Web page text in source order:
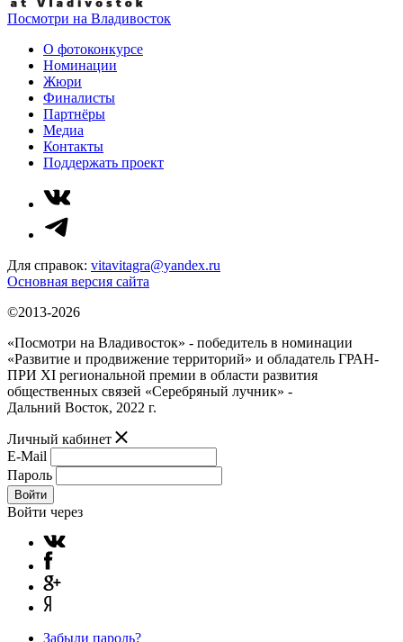
Посмотри на Владивосток
О фотоконкурсе
Номинации
Жюри
Финалисты
Партнёры
Медиа
Контакты
Поддержать проект
Для справок: vitavitagra@yandex.ru
Основная версия сайта
©2013-2026
«Посмотри на Владивосток» - победитель в номинации
«Развитие и продвижение территорий» и обладатель ГРАН-
ПРИ XI региональной премии в области развития
общественных связей «Серебряный лучник» -
Дальний Восток, 2022 г.
Личный кабинет
E-Mail
Пароль
Войти
Войти через
Забыли пароль?